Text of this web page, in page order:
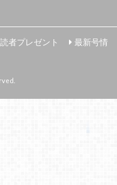
読者プレゼント
最新号情